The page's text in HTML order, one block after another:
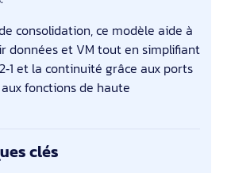
consolidation, ce modèle aide à
données et VM tout en simplifiant
et la continuité grâce aux ports
aux fonctions de haute
clés